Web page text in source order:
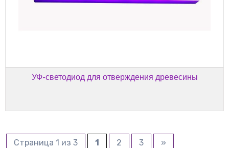
УФ-светодиод для отверждения древесины
Страница 1 из 3 1 2 3 »